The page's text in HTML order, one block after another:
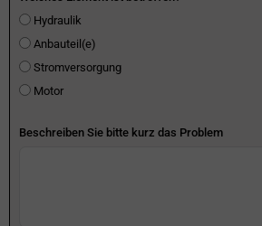
Hydraulik
Anbauteil(e)
Stromversorgung
Motor
Beschreiben Sie bitte kurz das Problem